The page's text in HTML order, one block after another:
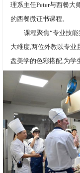
理系主任Peter与西餐大
的西餐微证书课程。
课程聚焦“专业技
大维度,两位外教以专业
盘美学的色彩搭配,为学